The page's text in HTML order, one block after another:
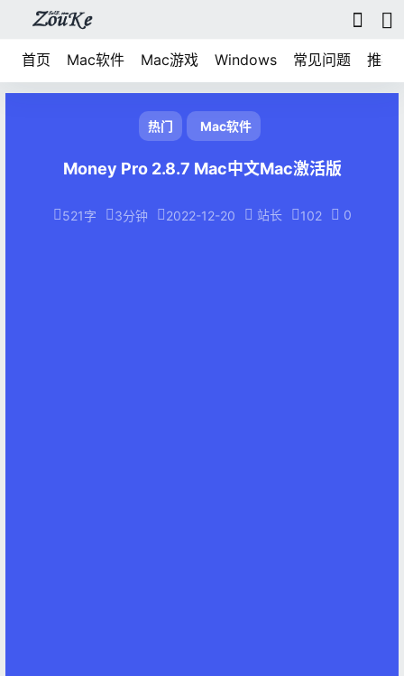
首页 Mac软件 Mac游戏 Windows 常见问题 推荐
热门 Mac软件
Money Pro 2.8.7 Mac中文Mac激活版
521字 3分钟 2022-12-20 站长 102 0